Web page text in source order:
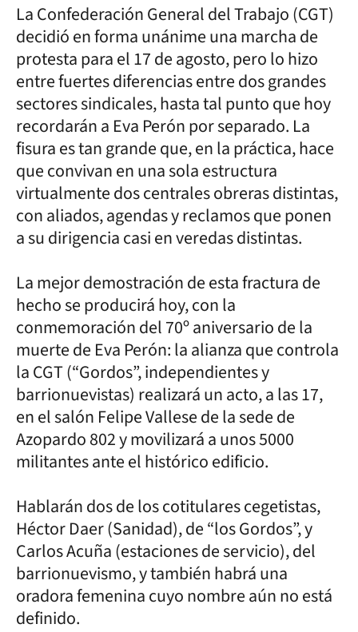
La Confederación General del Trabajo (CGT)
decidió en forma unánime una marcha de
protesta para el 17 de agosto, pero lo hizo
entre fuertes diferencias entre dos grandes
sectores sindicales, hasta tal punto que hoy
recordarán a Eva Perón por separado. La
fisura es tan grande que, en la práctica, hace
que convivan en una sola estructura
virtualmente dos centrales obreras distintas,
con aliados, agendas y reclamos que ponen
a su dirigencia casi en veredas distintas.
La mejor demostración de esta fractura de
hecho se producirá hoy, con la
conmemoración del 70º aniversario de la
muerte de Eva Perón: la alianza que controla
la CGT (“Gordos”, independientes y
barrionuevistas) realizará un acto, a las 17,
en el salón Felipe Vallese de la sede de
Azopardo 802 y movilizará a unos 5000
militantes ante el histórico edificio.
Hablarán dos de los cotitulares cegetistas,
Héctor Daer (Sanidad), de “los Gordos”, y
Carlos Acuña (estaciones de servicio), del
barrionuevismo, y también habrá una
oradora femenina cuyo nombre aún no está
definido.